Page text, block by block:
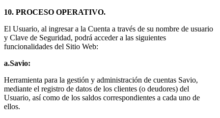
10. PROCESO OPERATIVO.
El Usuario, al ingresar a la Cuenta a través de su nombre de usuario
y Clave de Seguridad, podrá acceder a las siguientes
funcionalidades del Sitio Web:
a.Savio:
Herramienta para la gestión y administración de cuentas Savio,
mediante el registro de datos de los clientes (o deudores) del
Usuario, así como de los saldos correspondientes a cada uno de
ellos.